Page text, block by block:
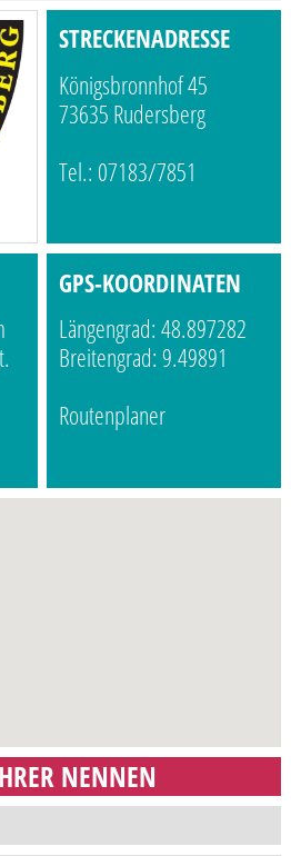
STRECKENADRESSE
Königsbronnhof 45
73635 Rudersberg
Tel.: 07183/7851
GPS-KOORDINATEN
Längengrad: 48.897282
Breitengrad: 9.49891
Routenplaner
NENNEN